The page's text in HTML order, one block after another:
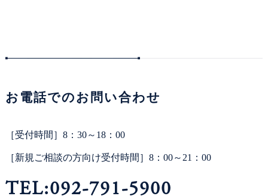
お客様の声
採用情報
アクセス
お電話でのお問い合わせ
［受付時間］8：30～18：00
［新規ご相談の方向け受付時間］8：00～21：00
TEL:092-791-5900